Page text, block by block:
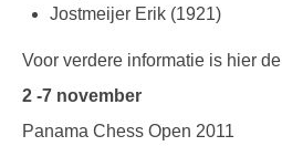
Jostmeijer Erik (1921)
Voor verdere informatie is hier de
2 -7 november
Panama Chess Open 2011